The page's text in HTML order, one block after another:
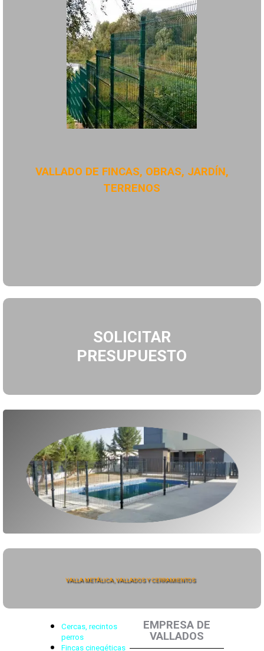
VALLADO DE FINCAS, OBRAS, JARDÍN,
TERRENOS
SOLICITAR
PRESUPUESTO
VALLA METÁLICA, VALLADOS Y CERRAMIENTOS
Cercas, recintos
perros
Fincas cinegéticas
EMPRESA DE
VALLADOS